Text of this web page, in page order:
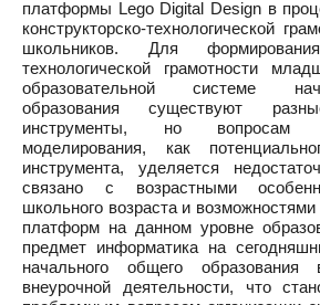
платформы Lego Digital Design в
конструкторско-технологической
школьников. Для формирования
технологической грамотности
образовательной системе
образования существуют
инструменты, но вопросам
моделирования, как
инструмента, уделяется
связано с возрастными
школьного возраста и
платформ на данном уровне
предмет информатика на
начального общего
внеурочной деятельности, что